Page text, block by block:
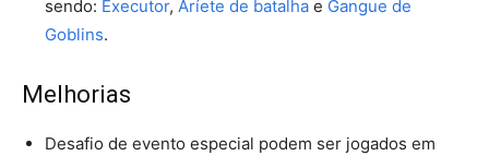
sendo: Executor, Aríete de batalha e Gangue de
Goblins.
Melhorias
Desafio de evento especial podem ser jogados em